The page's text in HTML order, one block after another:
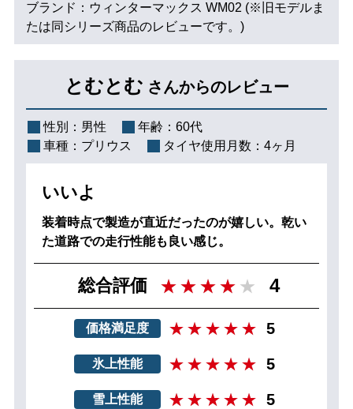
ブランド：ウィンターマックス WM02 (※旧モデルま
たは同シリーズ商品のレビューです。)
とむとむ さんからのレビュー
性別： 男性 年齢： 60代
車種： プリウス タイヤ使用月数： 4ヶ月
いいよ
装着時点で製造が直近だったのが嬉しい。乾い
た道路での走行性能も良い感じ。
総合評価 4
価格満足度 5
氷上性能 5
雪上性能 5